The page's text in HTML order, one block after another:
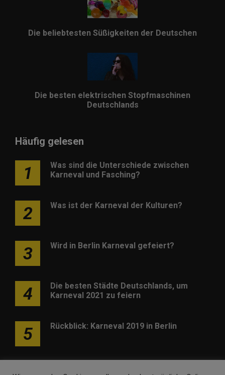
Die beliebtesten Süßigkeiten der Deutschen
Die besten elektrischen Stopfmaschinen
Deutschlands
Häufig gelesen
1
Was sind die Unterschiede zwischen
Karneval und Fasching?
2 Was ist der Karneval der Kulturen?
3 Wird in Berlin Karneval gefeiert?
4
Die besten Städte Deutschlands, um
Karneval 2021 zu feiern
5 Rückblick: Karneval 2019 in Berlin